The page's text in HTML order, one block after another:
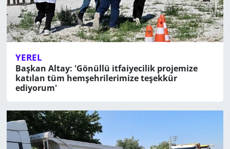
YEREL
Başkan Altay: 'Gönüllü itfaiyecilik projemize
katılan tüm hemşehrilerimize teşekkür
ediyorum'